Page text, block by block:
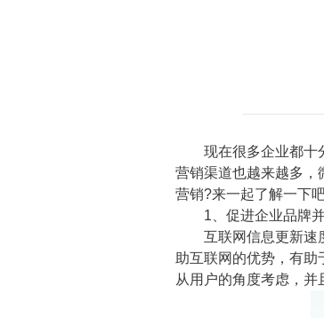
现在很多企业都十分
营销渠道也越来越多，
营销?来一起了解一下吧
1、促进企业品牌并
互联网信息更新速度
助互联网的优势，有
从用户的角度考虑，并